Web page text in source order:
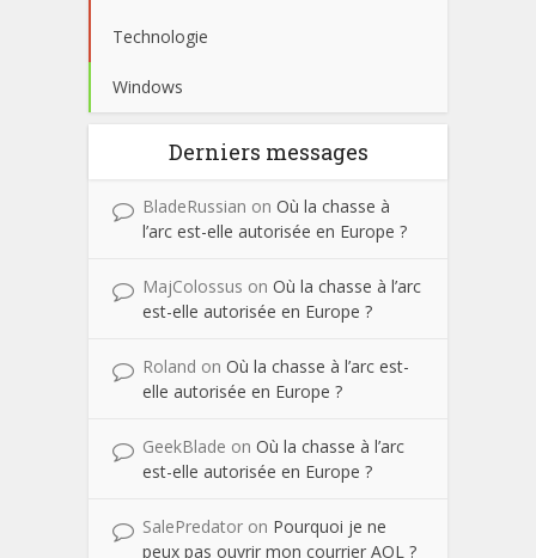
Technologie
Windows
Derniers messages
BladeRussian on Où la chasse à
l’arc est-elle autorisée en Europe ?
MajColossus on Où la chasse à l’arc
est-elle autorisée en Europe ?
Roland on Où la chasse à l’arc est-
elle autorisée en Europe ?
GeekBlade on Où la chasse à l’arc
est-elle autorisée en Europe ?
SalePredator on Pourquoi je ne
peux pas ouvrir mon courrier AOL ?